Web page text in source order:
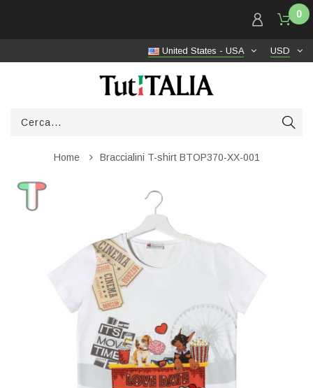
USD
United States - USA
0
Home Braccialini T-shirt BTOP370-XX-001